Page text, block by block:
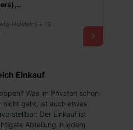
Holstein) + 13
Einkauf
Was im Privaten schon
nicht geht, ist auch etwas
Der Einkauf ist
Abteilung in jedem